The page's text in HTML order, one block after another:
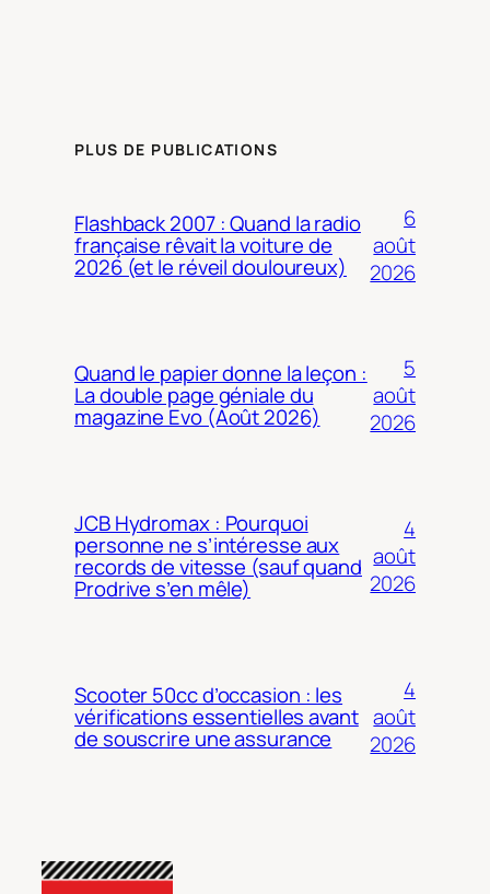
PLUS DE PUBLICATIONS
Flashback 2007 : Quand la radio
française rêvait la voiture de
2026 (et le réveil douloureux)
6
août
2026
Quand le papier donne la leçon :
La double page géniale du
magazine Evo (Août 2026)
5
août
2026
JCB Hydromax : Pourquoi
personne ne s’intéresse aux
records de vitesse (sauf quand
Prodrive s’en mêle)
4
août
2026
Scooter 50cc d’occasion : les
vérifications essentielles avant
de souscrire une assurance
4
août
2026